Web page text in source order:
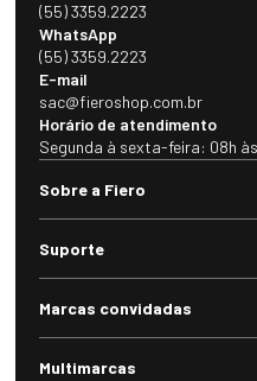
(55) 3359.2223
WhatsApp
(55) 3359.2223
E-mail
sac@fieroshop.com.br
Horário de atendimento
Segunda à sexta-feira: 08h às
Sobre a Fiero
Suporte
Marcas convidadas
Multimarcas